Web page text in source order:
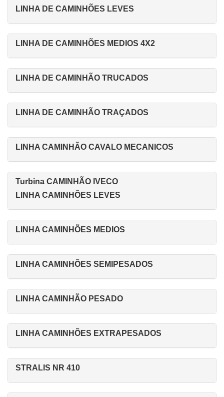
LINHA DE CAMINHÕES LEVES
LINHA DE CAMINHÕES MEDIOS 4X2
LINHA DE CAMINHÃO TRUCADOS
LINHA DE CAMINHÃO TRAÇADOS
LINHA CAMINHÃO CAVALO MECANICOS
Turbina CAMINHÃO IVECO
LINHA CAMINHÕES LEVES
LINHA CAMINHÕES MEDIOS
LINHA CAMINHÕES SEMIPESADOS
LINHA CAMINHÃO PESADO
LINHA CAMINHÕES EXTRAPESADOS
STRALIS NR 410